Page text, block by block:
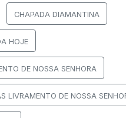
CHAPADA DIAMANTINA
HOJE
DE NOSSA SENHORA
LIVRAMENTO DE NOSSA